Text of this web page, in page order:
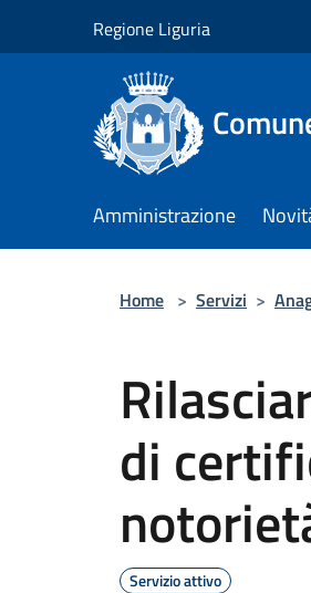
Regione Liguria
Amministrazione
Home > Servizi >
di
Servizio attivo